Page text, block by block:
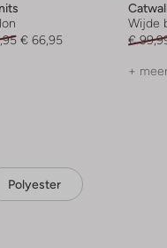
€ 66,95
Wijde
€
+
Polyester